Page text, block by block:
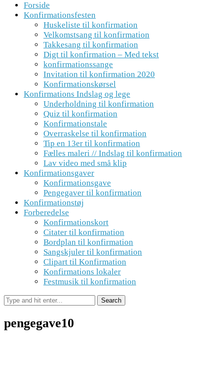
Forside
Konfirmationsfesten
Huskeliste til konfirmation
Velkomstsang til konfirmation
Takkesang til konfirmation
Digt til konfirmation – Med tekst
konfirmationssange
Invitation til konfirmation 2020
Konfirmationskørsel
Konfirmations Indslag og lege
Underholdning til konfirmation
Quiz til konfirmation
Konfirmationstale
Overraskelse til konfirmation
Tip en 13er til konfirmation
Fælles maleri // Indslag til konfirmation
Lav video med små klip
Konfirmationsgaver
Konfirmationsgave
Pengegaver til konfirmation
Konfirmationstøj
Forberedelse
Konfirmationskort
Citater til konfirmation
Bordplan til konfirmation
Sangskjuler til konfirmation
Clipart til Konfirmation
Konfirmations lokaler
Festmusik til konfirmation
pengegave10